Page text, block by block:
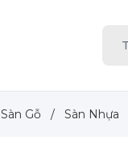
Sàn Gỗ / Sàn Nhựa